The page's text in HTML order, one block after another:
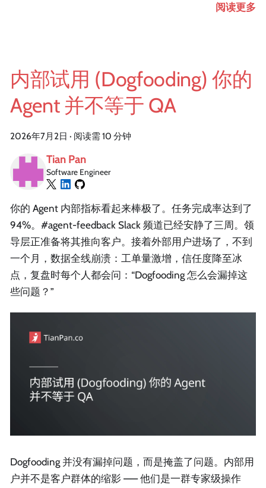
阅读更多
内部试用 (Dogfooding) 你的
Agent 并不等于 QA
2026年7月2日 · 阅读需 10 分钟
Tian Pan
Software Engineer
你的 Agent 内部指标看起来棒极了。任务完成率达到了
94%。#agent-feedback Slack 频道已经安静了三周。领
导层正准备将其推向客户。接着外部用户进场了，不到
一个月，数据全线崩溃：工单量激增，信任度降至冰
点，复盘时每个人都会问：“Dogfooding 怎么会漏掉这
些问题？”
Dogfooding 并没有漏掉问题，而是掩盖了问题。内部用
户并不是客户群体的缩影 —— 他们是一群专家级操作